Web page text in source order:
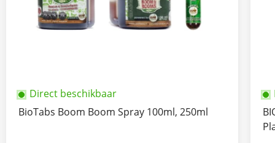
Direct beschikbaar
BioTabs Boom Boom Spray 100ml, 250ml